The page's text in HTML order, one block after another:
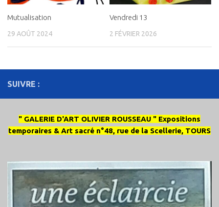
Mutualisation
29 AOÛT 2024
Vendredi 13
2 FÉVRIER 2026
SUIVRE :
" GALERIE D'ART OLIVIER ROUSSEAU " Expositions
temporaires & Art sacré n°48, rue de la Scellerie, TOURS